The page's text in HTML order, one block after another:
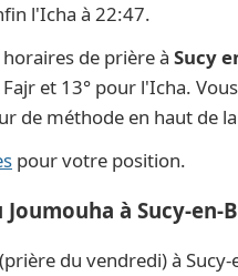
l'Icha à 22:47.
de prière à Sucy
et 13° pour l'Icha.
de méthode en haut de
pour votre position.
à Sucy-en-
(prière du vendredi) à